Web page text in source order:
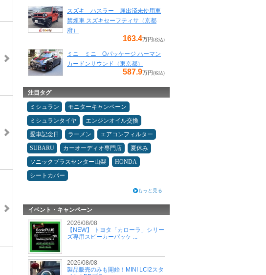
スズキ ハスラー 届出済未使用車
禁煙車 スズキセーフティサ（京都
府）
163.4万円(税込)
ミニ ミニ Oパッケージ ハーマン
カードンサウンド（東京都）
587.9万円(税込)
注目タグ
ミシュラン
モニターキャンペーン
ミシュランタイヤ
エンジンオイル交換
愛車記念日
ラーメン
エアコンフィルター
SUBARU
カーオーディオ専門店
夏休み
ソニックプラスセンター山梨
HONDA
シートカバー
もっと見る
イベント・キャンペーン
2026/08/08
【NEW】 トヨタ「カローラ」シリー
ズ専用スピーカーパッケ ...
2026/08/08
製品販売のみも開始！MINI LCI2スタ